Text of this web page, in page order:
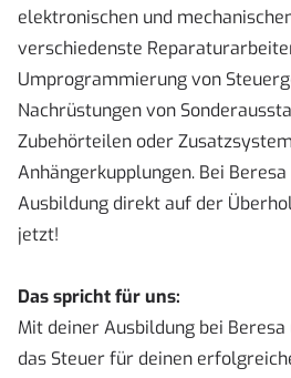
elektronischen und
verschiedenste
Umprogrammierung von
Nachrüstungen von
Zubehörteilen oder
Anhängerkupplungen. Bei
Ausbildung direkt auf der
jetzt!
Das spricht für uns:
Mit deiner Ausbildung bei
das Steuer für deinen